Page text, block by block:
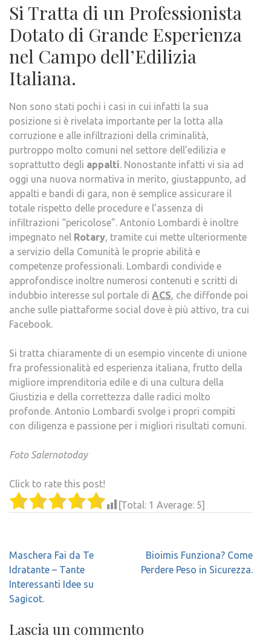
Si Tratta di un Professionista
Dotato di Grande Esperienza
nel Campo dell’Edilizia
Italiana.
Non sono stati pochi i casi in cui infatti la sua
posizione si è rivelata importante per la lotta alla
corruzione e alle infiltrazioni della criminalità,
purtroppo molto comuni nel settore dell’edilizia e
soprattutto degli appalti. Nonostante infatti vi sia ad
oggi una nuova normativa in merito, giustappunto, ad
appalti e bandi di gara, non è semplice assicurare il
totale rispetto delle procedure e l’assenza di
infiltrazioni “pericolose”. Antonio Lombardi è inoltre
impegnato nel Rotary, tramite cui mette ulteriormente
a servizio della Comunità le proprie abilità e
competenze professionali. Lombardi condivide e
approfondisce inoltre numerosi contenuti e scritti di
indubbio interesse sul portale di ACS, che diffonde poi
anche sulle piattaforme social dove è più attivo, tra cui
Facebook.
Si tratta chiaramente di un esempio vincente di unione
fra professionalità ed esperienza italiana, frutto della
migliore imprenditoria edile e di una cultura della
Giustizia e della correttezza dalle radici molto
profonde. Antonio Lombardi svolge i propri compiti
con diligenza e passione per i migliori risultati comuni.
Foto Salernotoday
Click to rate this post!
[Total: 1 Average: 5]
Navigazione
articoli
Maschera Fai da Te
Idratante – Tante
Interessanti Idee su
Sagicot.
Bioimis Funziona? Come
Perdere Peso in Sicurezza.
Lascia un commento